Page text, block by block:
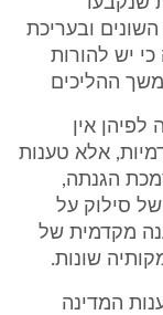
ובעריכת
יש להורות
ההליכים
לפיהן אין
אלא טענות
הגנתה,
של סילוק על
מקדמית של
שונות.
המדינה